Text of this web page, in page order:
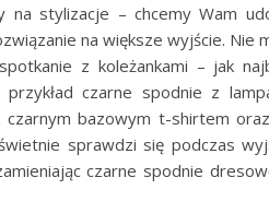
stylizacje – chcemy Wam
na większe wyjście. Nie
z koleżankami – jak
czarne spodnie z
bazowym t-shirtem
sprawdzi się podczas
czarne spodnie